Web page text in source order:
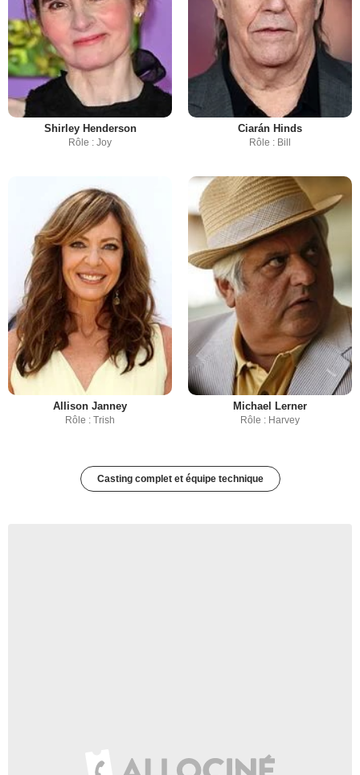
Shirley Henderson
Rôle : Joy
Ciarán Hinds
Rôle : Bill
Allison Janney
Rôle : Trish
Michael Lerner
Rôle : Harvey
Casting complet et équipe technique